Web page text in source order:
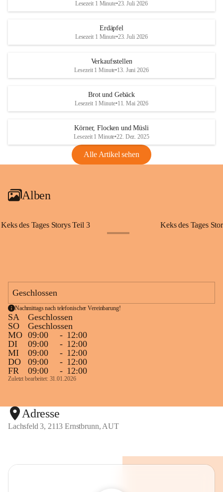
Lesezeit 1 Minute•23. Juli 2026
Erdäpfel
Lesezeit 1 Minute•23. Juli 2026
Verkaufsstellen
Lesezeit 1 Minute•13. Juni 2026
Brot und Gebäck
Lesezeit 1 Minute•11. Mai 2026
Körner, Flocken und Müsli
Lesezeit 1 Minute•22. Dez. 2025
Alle Artikel sehen
Alben
Keks des Tages Storys Teil 3 Keks des Tages
Geschlossen
Nachmittags nach telefonischer Vereinbarung!
SA
Geschlossen
SO
Geschlossen
MO 09:00 - 12:00
DI
09:00 - 12:00
MI
09:00 - 12:00
DO
09:00 - 12:00
FR
09:00 - 12:00
Zuletzt bearbeitet: 31.01.2026
Adresse
Lachsfeld 3, 2113 Ernstbrunn, AUT